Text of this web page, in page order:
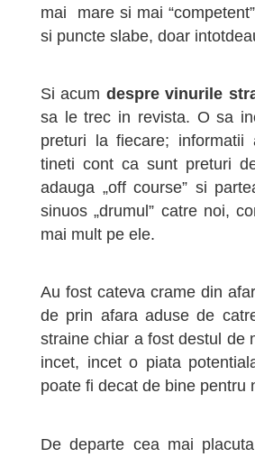
mai mare si mai
si puncte slabe, doar
Si acum despre vinurile
sa le trec in revista. O sa
preturi la fiecare; informatii
tineti cont ca sunt preturi
adauga „off course” si
sinuos „drumul” catre noi,
mai mult pe ele.
Au fost cateva crame din
de prin afara aduse de
straine chiar a fost destul de
incet, incet o piata
poate fi decat de bine pentru
De departe cea mai